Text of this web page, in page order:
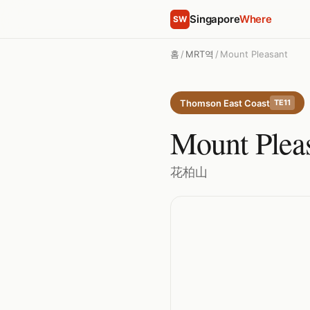
SW SingaporeWhere
홈 / MRT역 / Mount Pleasant
Thomson East Coast TE11
Mount
花柏山